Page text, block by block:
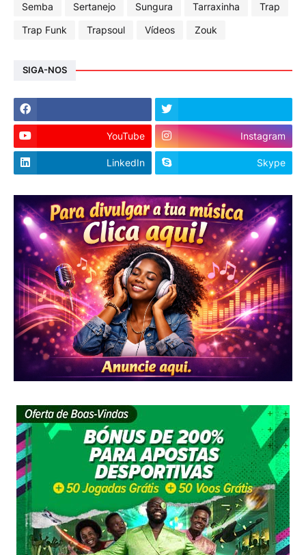
Semba
Sertanejo Sungura Tarraxinha
Trap
Trap Funk
Trapsoul Vídeos Zouk
SIGA-NOS
YouTube Instagram
LinkedIn Skype